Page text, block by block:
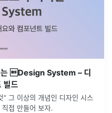
Design System – 디
빌드
그 이상의 개념인 디자인 시스
접 만들어 보자.